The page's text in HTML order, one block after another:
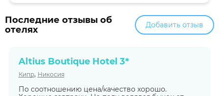
Последние отзывы об
отелях
Добавить отзыв
Altius Boutique Hotel 3*
Кипр, Никосия
По соотношению цена/качество хорошо.